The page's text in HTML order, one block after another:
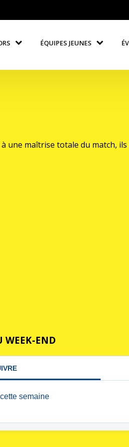
ÉQUIPES JEUNES
une maîtrise totale du match,
WEEK-END